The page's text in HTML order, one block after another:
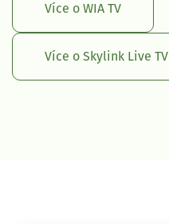
Více o WIA TV
Více o Skylink Live TV